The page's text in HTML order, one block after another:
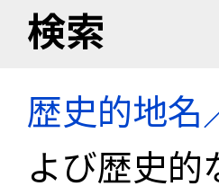
検索
歴史的地名
よび歴史